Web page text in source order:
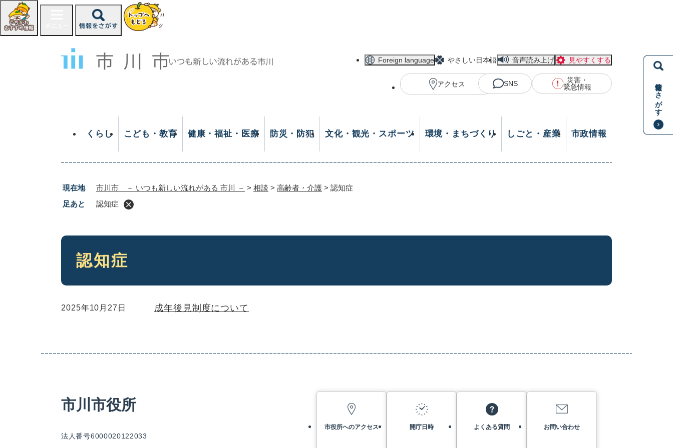
ジ
情報をさがす
Foreign language やさしい日本語 音声読み上げ 見やすくする
アクセス SNS
災害・
緊急情報
くらし こども・教育 健康・福祉・医療 防災・防犯 文化・観光・スポーツ 環境・まちづくり しごと・産業 市政情報
現在地 市川市 － いつも新しい流れがある 市川 － > 相談 > 高齢者・介護 > 認知症
足あと
認知症
本
認知症
2025年10月27日 成年後見制度について
市川市役所
法人番号6000020122033
市役所へのアクセス 開庁日時 よくある質問 お問い合わせ